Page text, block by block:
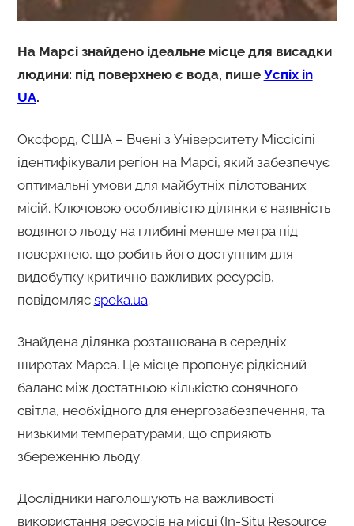
На Марсі знайдено ідеальне місце для висадки
людини: під поверхнею є вода, пише Успіх in
UA.
Оксфорд, США – Вчені з Університету Міссісіпі
ідентифікували регіон на Марсі, який забезпечує
оптимальні умови для майбутніх пілотованих
місій. Ключовою особливістю ділянки є наявність
водяного льоду на глибині менше метра під
поверхнею, що робить його доступним для
видобутку критично важливих ресурсів,
повідомляє speka.ua.
Знайдена ділянка розташована в середніх
широтах Марса. Це місце пропонує рідкісний
баланс між достатньою кількістю сонячного
світла, необхідного для енергозабезпечення, та
низькими температурами, що сприяють
збереженню льоду.
Дослідники наголошують на важливості
використання ресурсів на місці (In-Situ Resource